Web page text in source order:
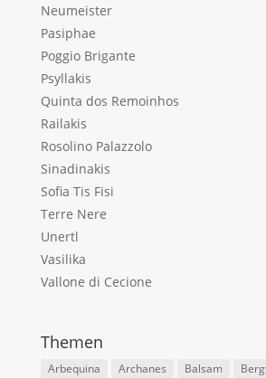
Neumeister
Pasiphae
Poggio Brigante
Psyllakis
Quinta dos Remoinhos
Railakis
Rosolino Palazzolo
Sinadinakis
Sofia Tis Fisi
Terre Nere
Unertl
Vasilika
Vallone di Cecione
Themen
Arbequina Archanes Balsam